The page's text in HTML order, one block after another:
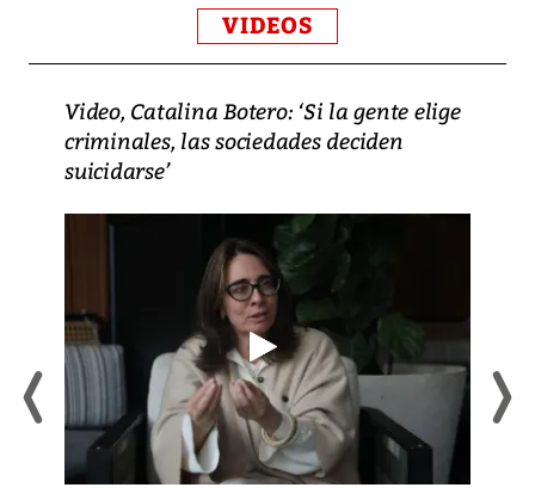
VIDEOS
Video, Catalina Botero: ‘Si la gente elige
criminales, las sociedades deciden
suicidarse’